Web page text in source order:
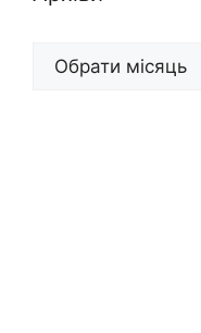
Архіви